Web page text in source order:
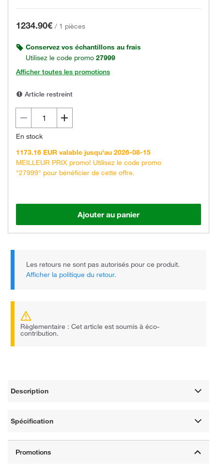
1234.90€ / 1 pièces
Conservez vos échantillons au frais
Utilisez le code promo 27999
Afficher toutes les promotions
Article restreint
En stock
1173.16 EUR valable jusqu'au 2026-08-15
MEILLEUR PRIX promo! Utilisez le code promo
"27999" pour bénéficier de cette offre.
Ajouter au panier
Les retours ne sont pas autorisés pour ce produit.
Afficher la politique du retour.
Règlementaire : Cet article est soumis à éco-
contribution.
Description
Spécification